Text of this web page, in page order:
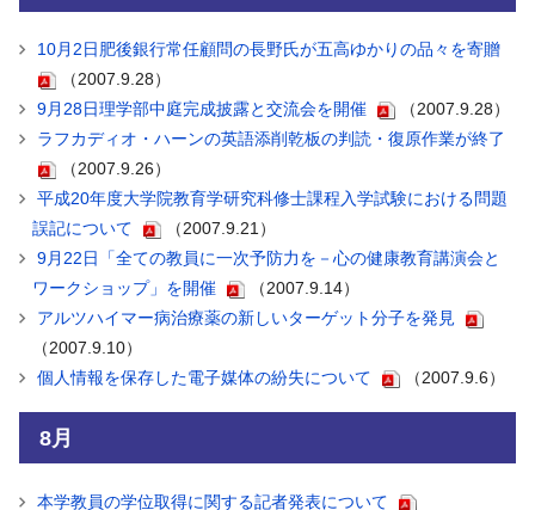
10月2日肥後銀行常任顧問の長野氏が五高ゆかりの品々を寄贈
（2007.9.28）
9月28日理学部中庭完成披露と交流会を開催
（2007.9.28）
ラフカディオ・ハーンの英語添削乾板の判読・復原作業が終了
（2007.9.26）
平成20年度大学院教育学研究科修士課程入学試験における問題
誤記について
（2007.9.21）
9月22日「全ての教員に一次予防力を－心の健康教育講演会と
ワークショップ」を開催
（2007.9.14）
アルツハイマー病治療薬の新しいターゲット分子を発見
（2007.9.10）
個人情報を保存した電子媒体の紛失について
（2007.9.6）
8月
本学教員の学位取得に関する記者発表について